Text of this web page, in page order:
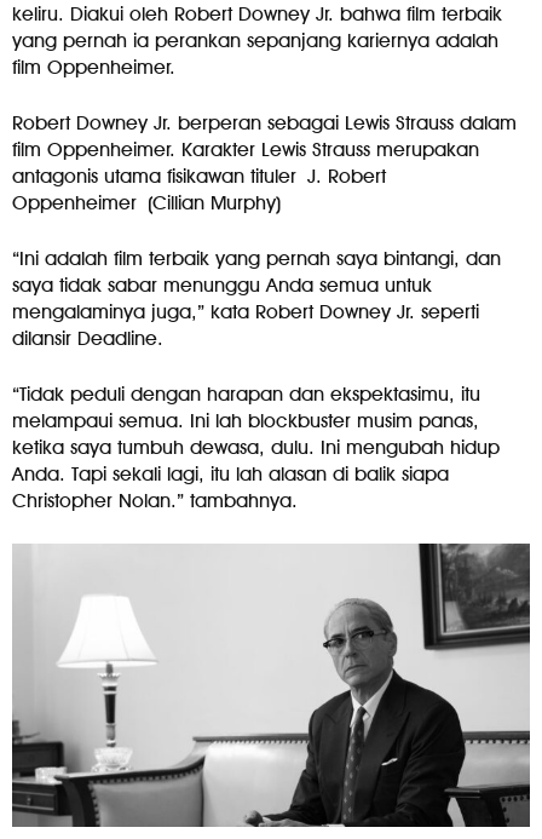
keliru. Diakui oleh Robert Downey Jr. bahwa film terbaik
yang pernah ia perankan sepanjang kariernya adalah
film Oppenheimer.
Robert Downey Jr. berperan sebagai Lewis Strauss dalam
film Oppenheimer. Karakter Lewis Strauss merupakan
antagonis utama fisikawan tituler J. Robert
Oppenheimer (Cillian Murphy)
“Ini adalah film terbaik yang pernah saya bintangi, dan
saya tidak sabar menunggu Anda semua untuk
mengalaminya juga,” kata Robert Downey Jr. seperti
dilansir Deadline.
“Tidak peduli dengan harapan dan ekspektasimu, itu
melampaui semua. Ini lah blockbuster musim panas,
ketika saya tumbuh dewasa, dulu. Ini mengubah hidup
Anda. Tapi sekali lagi, itu lah alasan di balik siapa
Christopher Nolan.” tambahnya.